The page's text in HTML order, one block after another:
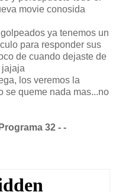
movie conosida
ya tenemos un
para responder sus
de cuando dejaste de
jajaja
los veremos la
se queme nada mas...no
32 - -